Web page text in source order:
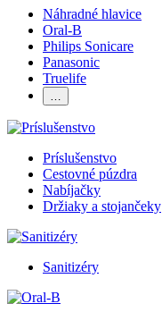
Náhradné hlavice
Oral-B
Philips Sonicare
Panasonic
Truelife
…
Príslušenstvo
Cestovné púzdra
Nabíjačky
Držiaky a stojančeky
Sanitizéry